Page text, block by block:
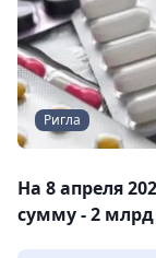
Ригла
На 8 апреля
сумму - 2 млрд